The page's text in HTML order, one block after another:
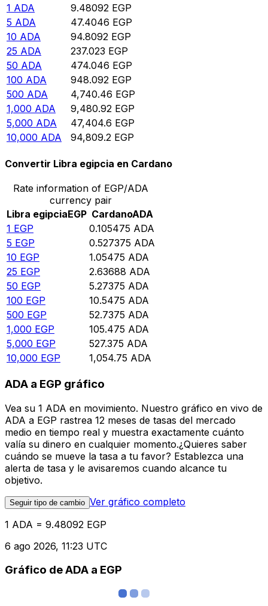
1 ADA 9.48092 EGP
5 ADA 47.4046 EGP
10 ADA 94.8092 EGP
25 ADA 237.023 EGP
50 ADA 474.046 EGP
100 ADA 948.092 EGP
500 ADA 4,740.46 EGP
1,000 ADA 9,480.92 EGP
5,000 ADA 47,404.6 EGP
10,000 ADA 94,809.2 EGP
Convertir Libra egipcia en Cardano
Rate information of EGP/ADA
currency pair
Libra egipciaEGP CardanoADA
1 EGP 0.105475 ADA
5 EGP 0.527375 ADA
10 EGP 1.05475 ADA
25 EGP 2.63688 ADA
50 EGP 5.27375 ADA
100 EGP 10.5475 ADA
500 EGP 52.7375 ADA
1,000 EGP 105.475 ADA
5,000 EGP 527.375 ADA
10,000 EGP 1,054.75 ADA
ADA a EGP gráfico
Vea su 1 ADA en movimiento. Nuestro gráfico en vivo de
ADA a EGP rastrea 12 meses de tasas del mercado
medio en tiempo real y muestra exactamente cuánto
valía su dinero en cualquier momento.¿Quieres saber
cuándo se mueve la tasa a tu favor? Establezca una
alerta de tasa y le avisaremos cuando alcance tu
objetivo.
Seguir tipo de cambio Ver gráfico completo
1 ADA = 9.48092 EGP
6 ago 2026, 11:23 UTC
Gráfico de ADA a EGP